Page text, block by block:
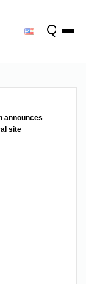
announces
site